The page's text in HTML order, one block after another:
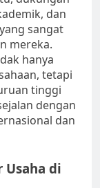
dan
sangat
mereka.
hanya
tetapi
tinggi
dengan
dan
di